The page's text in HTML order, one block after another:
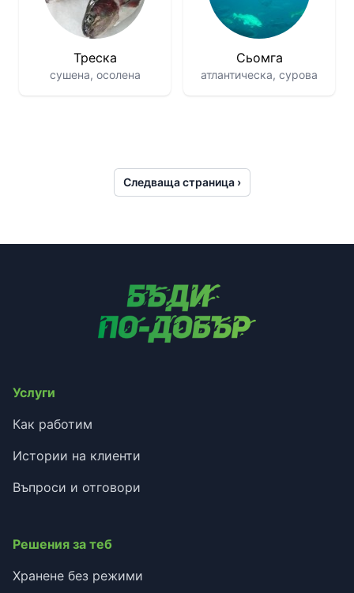
Треска
сушена, осолена
Сьомга
атлантическa, сурова
Следваща страница ›
Услуги
Как работим
Истории на клиенти
Въпроси и отговори
Решения за теб
Хранене без режими